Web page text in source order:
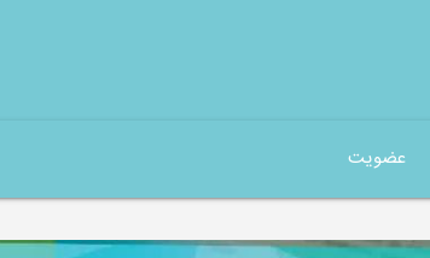
عضویت